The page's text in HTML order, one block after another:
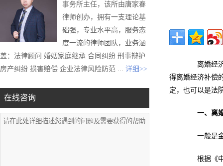
事务所主任，该所由唐家春
律师创办，拥有一支理论基
础强，专业水平高，服务态
度一流的律师团队，业务涵
盖：法律顾问 婚姻家庭继承 合同纠纷 刑事辩护
房产纠纷 损害赔偿 企业法律风险防范 ... 详细>>
在线咨询
离婚经济
得离婚经济补偿
定，也可以是法
一、离
一般是金
根据《中